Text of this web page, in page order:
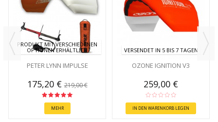
PRODUKT MIT VERSCHIEDENEN
OPTIONEN ERHÄLTLICH
PETER LYNN IMPULSE
175,20 €219,00 €
MEHR
VERSENDET IN 5 BIS 7 TAGEN
OZONE IGNITION V3
259,00 €
IN DEN WARENKORB LEGEN